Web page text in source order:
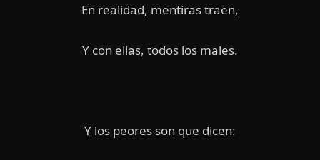
En realidad, mentiras traen,
Y con ellas, todos los males.
Y los peores son que dicen: